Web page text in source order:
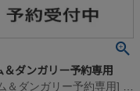
＆ダンガリー予約専用